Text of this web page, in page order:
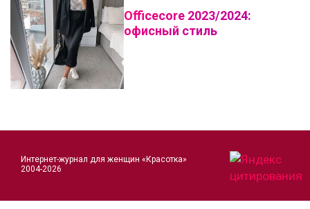
Officecore 2023/2024:
офисный стиль
Интернет-журнал для женщин «Красотка»
2004-2026